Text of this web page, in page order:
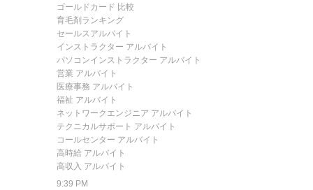
ゴールドカード 比較
育毛剤ランキング
セールスアルバイト
インストラクター アルバイト
パソコンインストラクター アルバイト
営業 アルバイト
医療事務 アルバイト
福祉 アルバイト
ネットワークエンジニア アルバイト
テクニカルサポート アルバイト
コールセンター アルバイト
高時給 アルバイト
高収入 アルバイト
9:39 PM